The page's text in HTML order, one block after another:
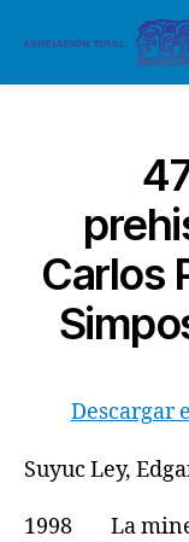
Carlos
Descargar
Suyuc Ley,
1998 La